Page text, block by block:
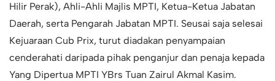
Hilir Perak), Ahli-Ahli Majlis MPTI, Ketua-Ketua Jabatan
Daerah, serta Pengarah Jabatan MPTI. Seusai saja selesai
Kejuaraan Cub Prix, turut diadakan penyampaian
cenderahati daripada pihak penganjur dan penaja kepada
Yang Dipertua MPTI YBrs Tuan Zairul Akmal Kasim.